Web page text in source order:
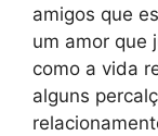
amigos que
um amor que
como a vida
alguns